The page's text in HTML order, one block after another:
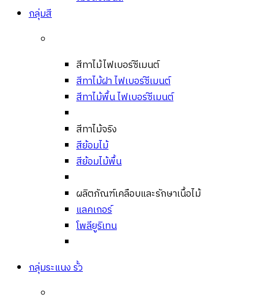
กลุ่มสี
สีทาไม้ไฟเบอร์ซีเมนต์
สีทาไม้ฝา ไฟเบอร์ซีเมนต์
สีทาไม้พื้น ไฟเบอร์ซีเมนต์
สีทาไม้จริง
สีย้อมไม้
สีย้อมไม้พื้น
ผลิตภัณฑ์เคลือบและรักษาเนื้อไม้
แลคเกอร์
โพลียูริเทน
กลุ่มระแนง รั้ว